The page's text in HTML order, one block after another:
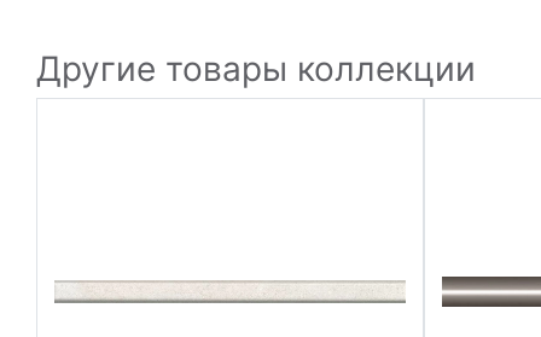
Другие товары коллекции